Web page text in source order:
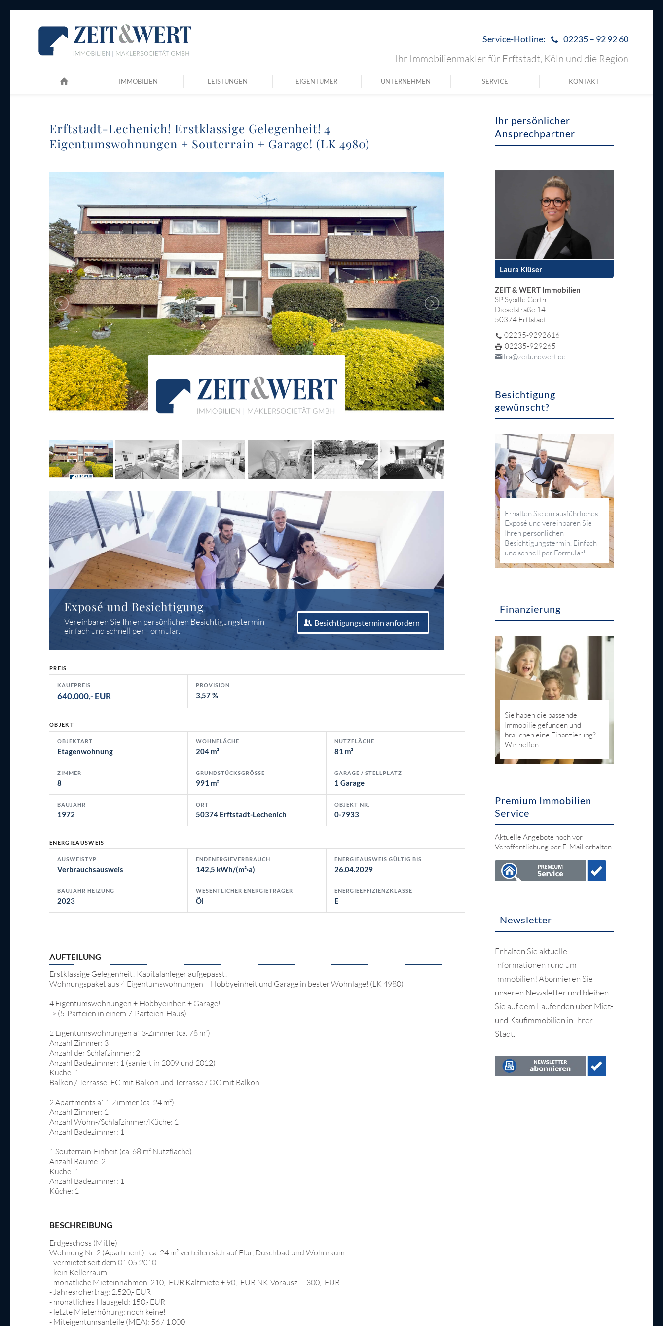
Service-Hotline: 02235 – 92 92 60
Ihr Immobilienmakler für Erftstadt, Köln und die Region
IMMOBILIEN LEISTUNGEN EIGENTÜMER UNTERNEHMEN SERVICE KONTAKT
Erftstadt-Lechenich! Erstklassige Gelegenheit! 4
Eigentumswohnungen + Souterrain + Garage! (LK 4980)
Exposé und Besichtigung
Vereinbaren Sie Ihren persönlichen Besichtigungs­termin
einfach und schnell per Formular.
Besichtigungstermin anfordern
PREIS
KAUFPREIS
640.000,- EUR
PROVISION
3,57 %
OBJEKT
OBJEKTART
Etagenwohnung
WOHNFLÄCHE
204 m²
NUTZFLÄCHE
81 m²
ZIMMER
8
GRUNDSTÜCKSGRÖSSE
991 m²
GARAGE / STELLPLATZ
1 Garage
BAUJAHR
1972
ORT
50374 Erftstadt-Lechenich
OBJEKT NR.
0-7933
ENERGIEAUSWEIS
AUSWEISTYP
Verbrauchsausweis
ENDENERGIEVERBRAUCH
142,5 kWh/(m²·a)
ENERGIEAUSWEIS GÜLTIG BIS
26.04.2029
BAUJAHR HEIZUNG
2023
WESENTLICHER ENERGIETRÄGER
Öl
ENERGIEEFFIZIENZKLASSE
E
AUFTEILUNG
Erstklassige Gelegenheit! Kapitalanleger aufgepasst!
Wohnungspaket aus 4 Eigentumswohnungen + Hobbyeinheit und Garage in bester Wohnlage! (LK 4980)
4 Eigentumswohnungen + Hobbyeinheit + Garage!
-> (5-Parteien in einem 7-Parteien-Haus)
2 Eigentumswohnungen a´ 3-Zimmer (ca. 78 m²)
Anzahl Zimmer: 3
Anzahl der Schlafzimmer: 2
Anzahl Badezimmer: 1 (saniert in 2009 und 2012)
Küche: 1
Balkon / Terrasse: EG mit Balkon und Terrasse / OG mit Balkon
2 Apartments a´ 1-Zimmer (ca. 24 m²)
Anzahl Zimmer: 1
Anzahl Wohn-/Schlafzimmer/Küche: 1
Anzahl Badezimmer: 1
1 Souterrain-Einheit (ca. 68 m² Nutzfläche)
Anzahl Räume: 2
Küche: 1
Anzahl Badezimmer: 1
Küche: 1
BESCHREIBUNG
Erdgeschoss (Mitte)
Wohnung Nr. 2 (Apartment) - ca. 24 m² verteilen sich auf Flur, Duschbad und Wohnraum
- vermietet seit dem 01.05.2010
- kein Kellerraum
- monatliche Mieteinnahmen: 210,- EUR Kaltmiete + 90,- EUR NK-Vorausz. = 300,- EUR
- Jahresrohertrag: 2.520,- EUR
- monatliches Hausgeld: 150,- EUR
- letzte Mieterhöhung: noch keine!
- Miteigentumsanteile (MEA): 56 / 1.000
Ihr persönlicher
Ansprechpartner
Laura Klüser
ZEIT & WERT Immobilien
SP Sybille Gerth
Dieselstraße 14
50374 Erftstadt
02235-9292616
02235-929265
lra@zeitundwert.de
Besichtigung
gewünscht?
Erhalten Sie ein ausführliches
Exposé und vereinbaren Sie
Ihren persönlichen
Besichtigungs­termin. Einfach
und schnell per Formular!
Finanzierung
Sie haben die passende
Immobilie gefunden und
brauchen eine Finanzierung?
Wir helfen!
Premium Immobilien
Service
Aktuelle Angebote noch vor
Veröffentlichung per E-Mail erhalten.
Newsletter
Erhalten Sie aktuelle
Informationen rund um
Immobilien! Abonnieren Sie
unseren Newsletter und bleiben
Sie auf dem Laufenden über Miet-
und Kaufimmobilien in Ihrer
Stadt.